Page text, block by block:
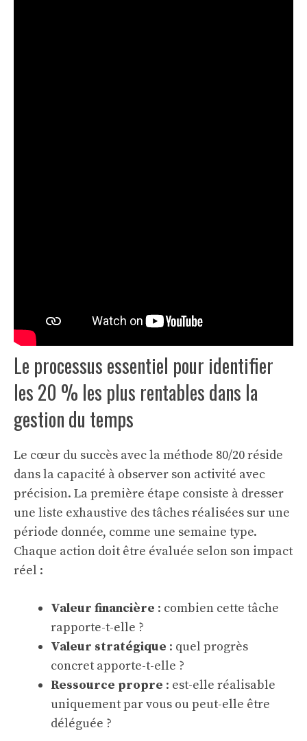
Le processus essentiel pour identifier
les 20 % les plus rentables dans la
gestion du temps
Le cœur du succès avec la méthode 80/20 réside
dans la capacité à observer son activité avec
précision. La première étape consiste à dresser
une liste exhaustive des tâches réalisées sur une
période donnée, comme une semaine type.
Chaque action doit être évaluée selon son impact
réel :
Valeur financière : combien cette tâche
rapporte-t-elle ?
Valeur stratégique : quel progrès
concret apporte-t-elle ?
Ressource propre : est-elle réalisable
uniquement par vous ou peut-elle être
déléguée ?